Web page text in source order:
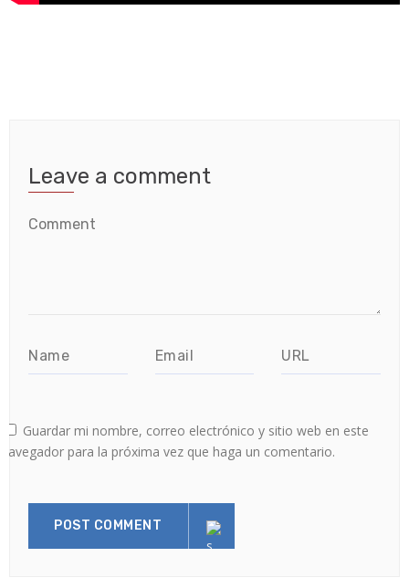
Leave a comment
Guardar mi nombre, correo electrónico y sitio web en este
navegador para la próxima vez que haga un comentario.